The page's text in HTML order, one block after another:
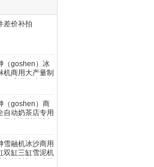
差价补拍
（goshen）冰
机商用大产量制
台式冰激凌机摆
机全自动三色立
糕机甜筒机BJ
-枚红色【专利
膨化+升级连
BJ218CE-D2
（goshen）商
自动奶茶店专用
风冷小型制冰机
酒店ktv中型台
冰机快速出冰
冰【144冰格|日
雪融机冰沙商用
双缸三缸雪泥机
机饮料机多功能